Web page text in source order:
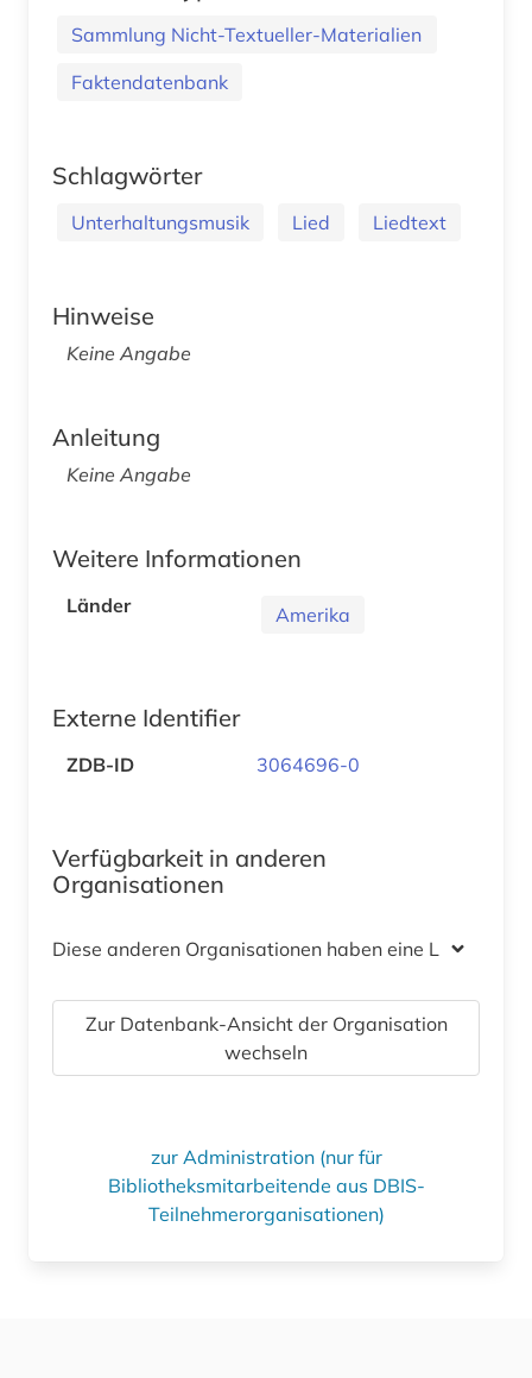
Sammlung Nicht-Textueller-Materialien
Faktendatenbank
Schlagwörter
Unterhaltungsmusik Lied Liedtext
Hinweise
Keine Angabe
Anleitung
Keine Angabe
Weitere Informationen
Länder Amerika
Externe Identifier
ZDB-ID 3064696-0
Verfügbarkeit in anderen
Organisationen
Diese anderen Organisationen haben eine Lizenz
Zur Datenbank-Ansicht der Organisation
wechseln
zur Administration (nur für
Bibliotheksmitarbeitende aus DBIS-
Teilnehmerorganisationen)